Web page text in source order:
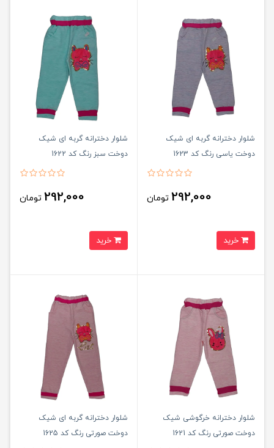
شلوار دخترانه گربه ای شیک
دوخت یاسی رنگ کد 1623
292,000 تومان
شلوار دخترانه گربه ای شیک
دوخت سبز رنگ کد 1622
292,000 تومان
شلوار دخترانه خرگوشی شیک
دوخت صورتی رنگ کد 1621
شلوار دخترانه گربه ای شیک
دوخت صورتی رنگ کد 1625